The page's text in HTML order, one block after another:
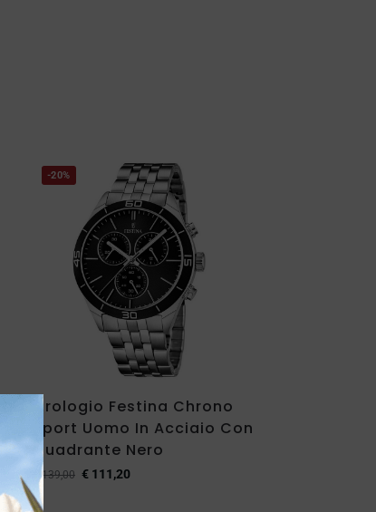
-20%
Orologio Festina Chrono
Sport Uomo In Acciaio Con
Quadrante Nero
139,00 € 111,20